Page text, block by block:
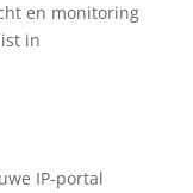
en monitoring
in
IP-portal